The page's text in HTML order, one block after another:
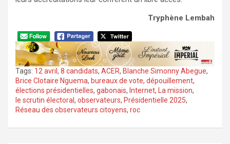
Tryphène Lembah
Tags: 12 avril, 8 candidats, ACER, Blanche Simonny Abegue,
Brice Clotaire Nguema, bureaux de vote, dépouillement,
élections présidentielles, gabonais, Internet, La mission,
le scrutin électoral, observateurs, Présidentielle 2025,
Réseau des observateurs citoyens, roc